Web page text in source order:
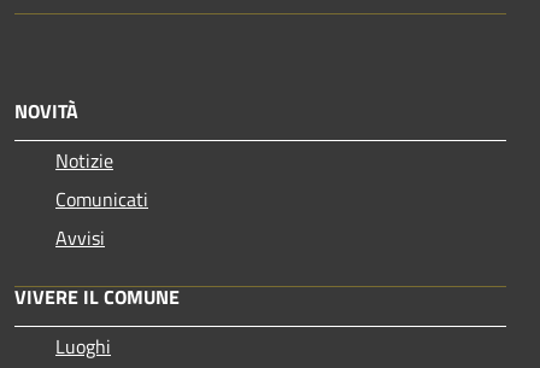
NOVITÀ
Notizie
Comunicati
Avvisi
VIVERE IL COMUNE
Luoghi